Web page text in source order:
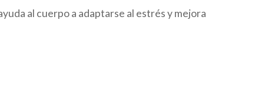
al cuerpo a adaptarse al estrés y mejora